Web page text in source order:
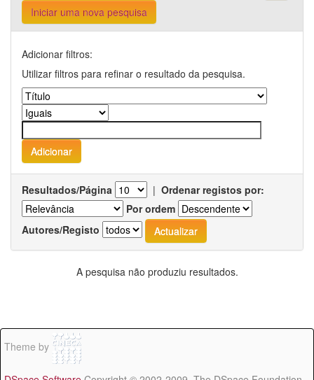
Iniciar uma nova pesquisa
Adicionar filtros:
Utilizar filtros para refinar o resultado da pesquisa.
Resultados/Página | Ordenar registos por:
Por ordem
Autores/Registo
A pesquisa não produziu resultados.
Theme by